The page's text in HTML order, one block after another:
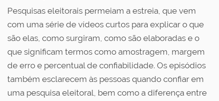
Pesquisas eleitorais permeiam a estreia, que vem
com uma série de vídeos curtos para explicar o que
são elas, como surgiram, como são elaboradas e o
que significam termos como amostragem, margem
de erro e percentual de confiabilidade. Os episódios
também esclarecem às pessoas quando confiar em
uma pesquisa eleitoral, bem como a diferença entre